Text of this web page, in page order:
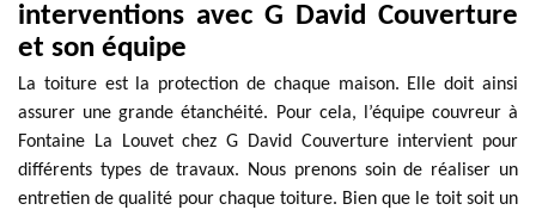
interventions avec G David Couverture
et son équipe
La toiture est la protection de chaque maison. Elle doit ainsi
assurer une grande étanchéité. Pour cela, l’équipe couvreur à
Fontaine La Louvet chez G David Couverture intervient pour
différents types de travaux. Nous prenons soin de réaliser un
entretien de qualité pour chaque toiture. Bien que le toit soit un